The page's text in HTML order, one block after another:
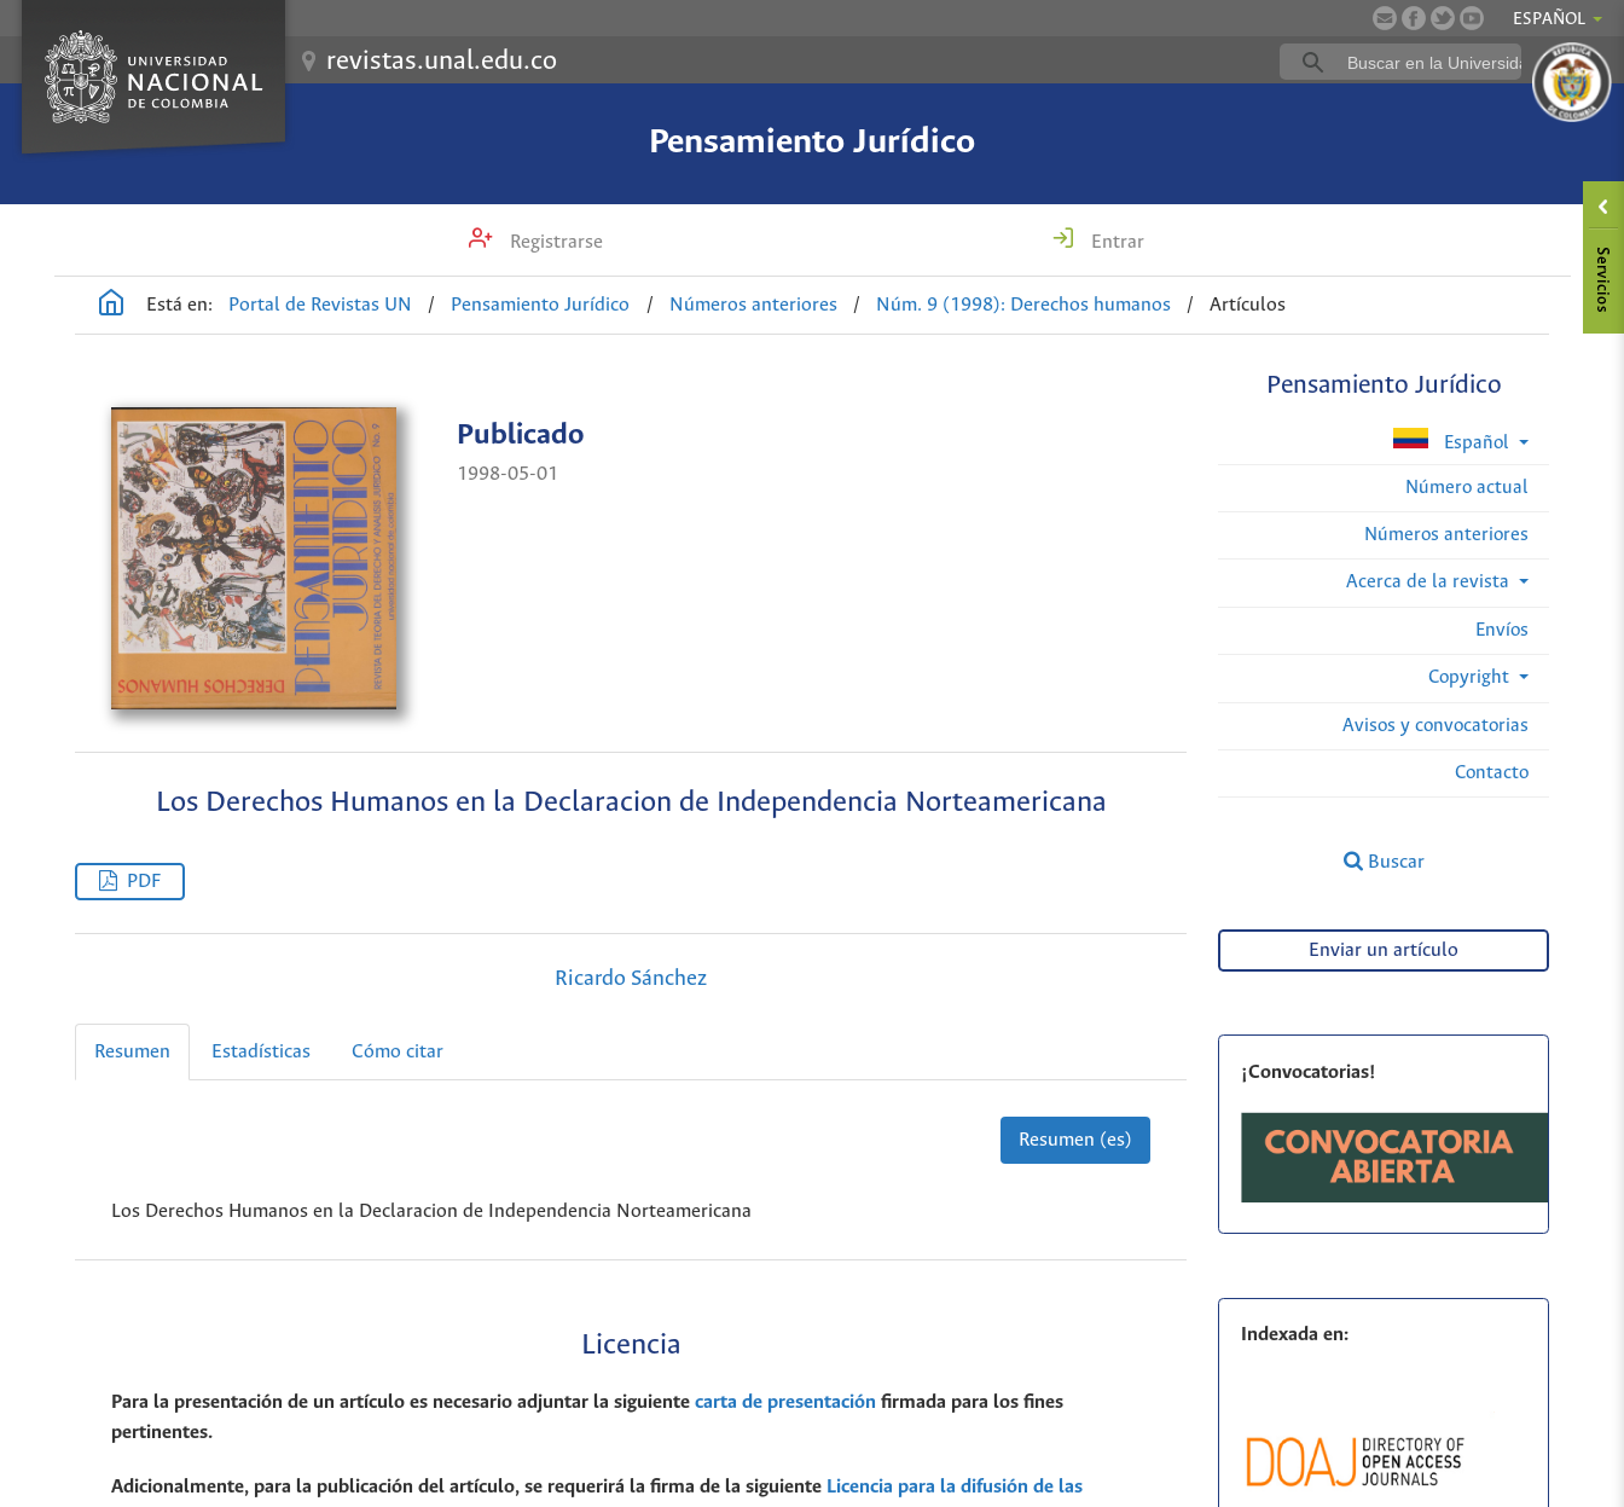
ESPAÑOL
revistas.unal.edu.co
Pensamiento Jurídico
Registrarse Entrar
Está en: Portal de Revistas UN / Pensamiento Jurídico / Números anteriores / Núm. 9 (1998): Derechos humanos / Artículos
Pensamiento Jurídico
Español
Número actual
Números anteriores
Acerca de la revista
Envíos
Copyright
Avisos y convocatorias
Contacto
Buscar
Publicado
1998-05-01
Los Derechos Humanos en la Declaracion de Independencia Norteamericana
PDF
Ricardo Sánchez
Resumen Estadísticas Cómo citar
Resumen (es)
Los Derechos Humanos en la Declaracion de Independencia Norteamericana
Licencia
Para la presentación de un artículo es necesario adjuntar la siguiente carta de presentación firmada para los fines
pertinentes.
Adicionalmente, para la publicación del artículo, se requerirá la firma de la siguiente Licencia para la difusión de las
Enviar un artículo
¡Convocatorias!
Indexada en: